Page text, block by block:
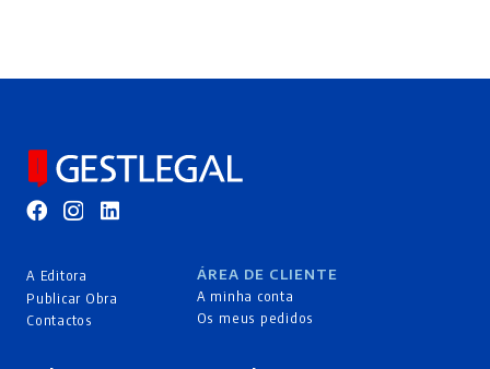
A Editora
Publicar Obra
Contactos
ÁREA DE CLIENTE
A minha conta
Os meus pedidos